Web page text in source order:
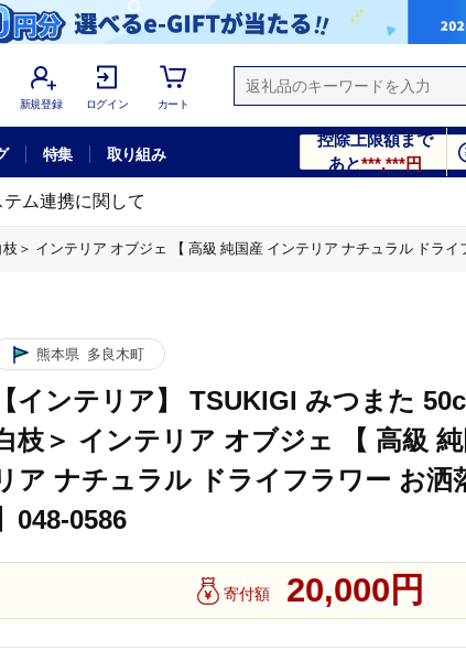
新規登録 ログイン カート
特集 取り組み
控除上限額まで
あと***,***円
テム連携に関して
＞ インテリア オブジェ 【 高級 純国産 インテリア ナチュラル ドライ
ラル ドライフラワー お洒落 シンプル 】048-0586
ュラル ドライフラワー お洒落 シンプル 】048-0586
熊本県 多良木町
【インテリア】 TSUKIGI みつまた
枝＞ インテリア オブジェ 【 高級
ア ナチュラル ドライフラワー お洒
048-0586
寄付額 20,000円